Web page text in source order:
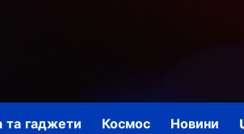
та гаджети Космос Новини